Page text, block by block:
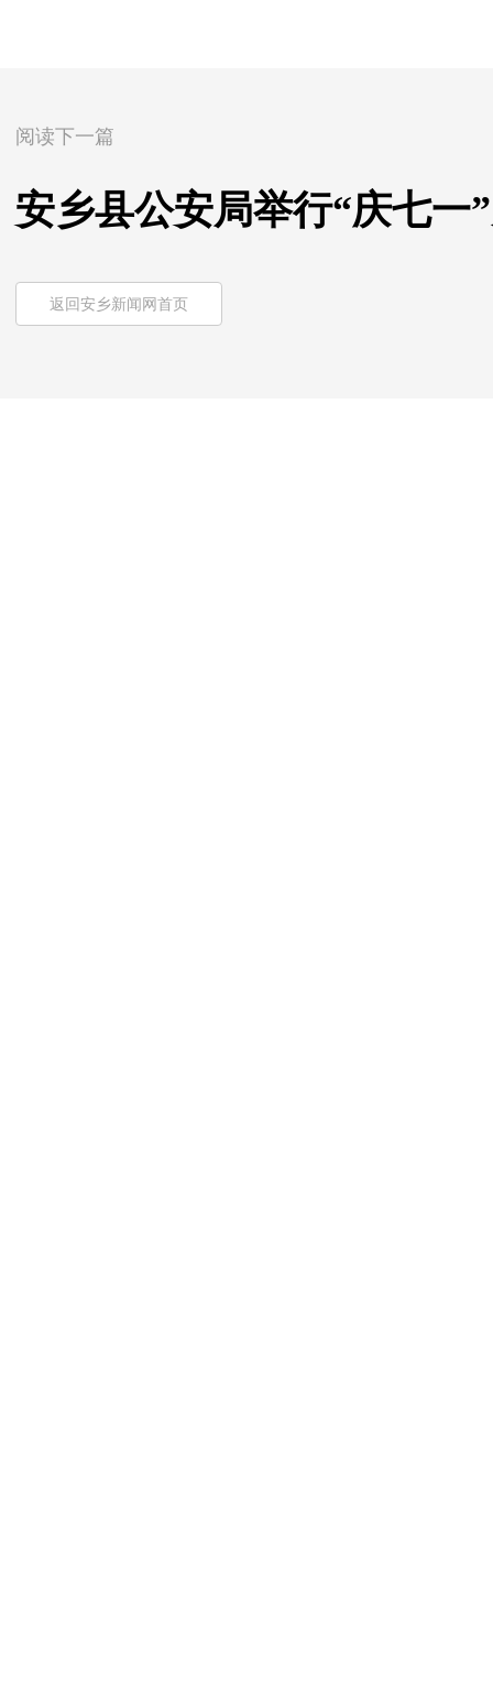
阅读下一篇
安乡县公安局举行“庆七一
返回安乡新闻网首页